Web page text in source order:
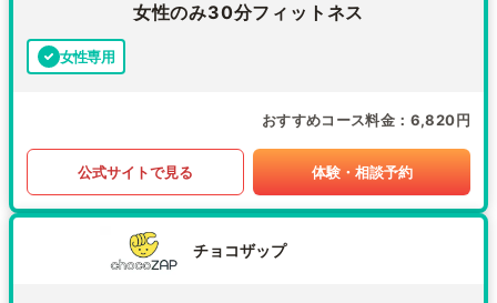
女性のみ30分フィットネス
女性専用
おすすめコース料金 6,820円
公式サイトで見る 体験・相談予約
チョコザップ